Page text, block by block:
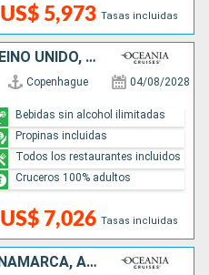
US$ 5,973 Tasas incluidas
DINAMARCA, NORUEGA, REINO UNIDO, AUSTRALIA, PAISES BAJOS, BÉLGICA
Copenhague 04/08/2028
US$ 7,026 Tasas incluidas
Bebidas sin alcohol ilimitadas
Propinas incluidas
Todos los restaurantes incluidos
Cruceros 100% adultos
REINO UNIDO, BÉLGICA, DINAMARCA, ALEMANIA, SUECIA, NORUEGA, ISLANDIA